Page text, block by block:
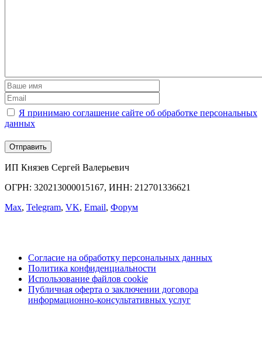
Я принимаю соглашение сайте об обработке персональных
данных
ИП Князев Сергей Валерьевич
ОГРН: 320213000015167, ИНН: 212701336621
Max, Telegram, VK, Email, Форум
Согласие на обработку персональных данных
Политика конфиденциальности
Использование файлов cookie
Публичная оферта о заключении договора
информационно-консультативных услуг